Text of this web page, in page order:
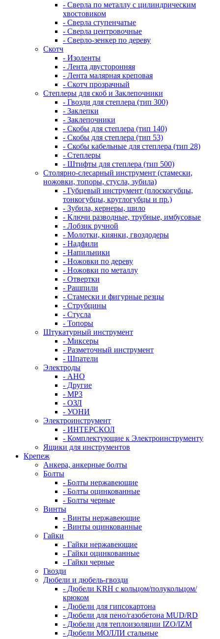
- Сверла по металлу с цилиндрическим
хвостовиком
- Сверла ступенчатые
- Сверла центровочные
- Сверло-зенкер по дереву
Скотч
- Изоленты
- Лента двусторонняя
- Лента малярная креповая
- Скотч прозрачный
Степлеры для скоб и Заклепочники
- Гвозди для степлера (тип 300)
- Заклепки
- Заклепочники
- Скобы для степлера (тип 140)
- Скобы для степлера (тип 53)
- Скобы кабельные для степлера (тип 28)
- Степлеры
- Штифты для степлера (тип 500)
Столярно-слесарный инструмент (стамески,
ножовки, топоры, стусла, зубила)
- Губцевый инструмент (плоскогубцы,
тонкогубцы, круглогубцы и пр.)
- Зубила, кернеры, шило
- Ключи разводные, трубные, имбусовые
- Лобзик ручной
- Молотки, киянки, гвоздодеры
- Надфили
- Напильники
- Ножовки по дереву
- Ножовки по металлу
- Отвертки
- Рашпили
- Стамески и фигурные резцы
- Струбцины
- Стусла
- Топоры
Штукатурный инструмент
- Миксеры
- Разметочный инструмент
- Шпатели
Электроды
- АНО
- Другие
- МР3
- ОЗЛ
- УОНИ
Электроинструмент
- ИНТЕРСКОЛ
- Комплектующие к Электроинструменту
Ящики для инструментов
Крепеж
Анкера, анкерные болты
Болты
- Болты нержавеющие
- Болты оцинкованные
- Болты черные
Винты
- Винты нержавеющие
- Винты оцинкованные
Гайки
- Гайки нержавеющие
- Гайки оцинкованные
- Гайки черные
Гвозди
Дюбели и дюбель-гвозди
- Дюбели KRH с кольцом/полукольцом/
крюком
- Дюбели для гипсокартона
- Дюбели для пено/газобетона MUD/RD
- Дюбели для теплоизоляции IZO/IZM
- Дюбели МОЛЛИ стальные